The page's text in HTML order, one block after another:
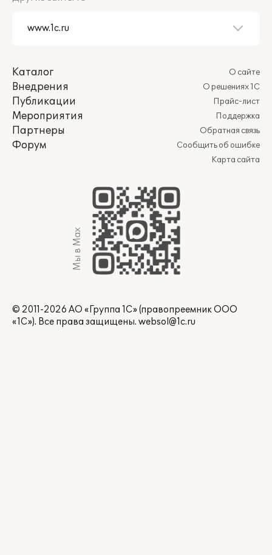
Каталог
Внедрения
Публикации
Мероприятия
Партнеры
Форум
О сайте
О решениях 1С
Прайс-лист
Поддержка
Обратная связь
Сообщить об ошибке
Карта сайта
Мы в Max
© 2011-2026 АО «Группа 1С» (правопреемник ООО
«1С»). Все права защищены. websol@1c.ru